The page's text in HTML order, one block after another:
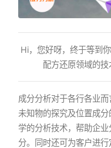
Hi，您好呀，终于等到
配方还原领域的
成分分析对于各行各业
未知物的探究及位置成
学的分析技术，帮助企
分。同时还可为客户进